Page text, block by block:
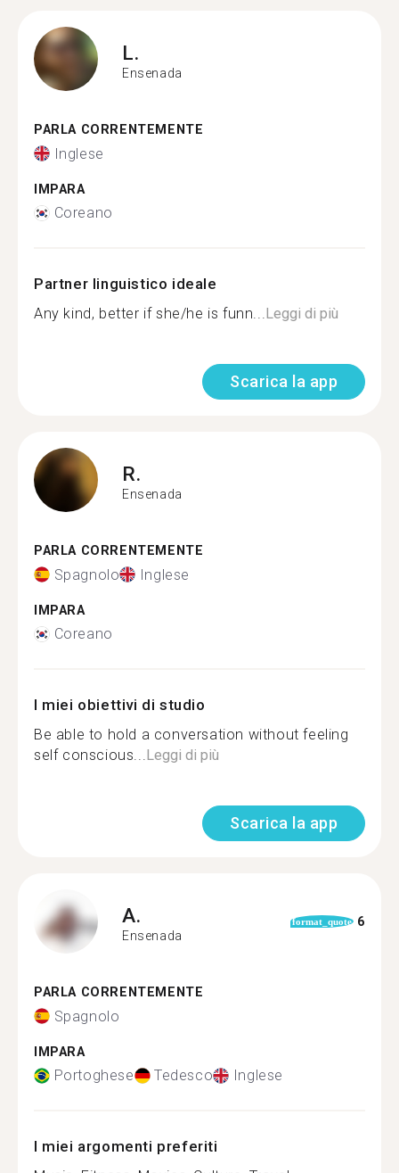
L.
Ensenada
PARLA CORRENTEMENTE
Inglese
IMPARA
Coreano
Partner linguistico ideale
Any kind, better if she/he is funn...Leggi di più
Scarica la app
R.
Ensenada
PARLA CORRENTEMENTE
Spagnolo Inglese
IMPARA
Coreano
I miei obiettivi di studio
Be able to hold a conversation without feeling
self conscious...Leggi di più
Scarica la app
A.
Ensenada
format_quote 6
PARLA CORRENTEMENTE
Spagnolo
IMPARA
Portoghese Tedesco Inglese
I miei argomenti preferiti